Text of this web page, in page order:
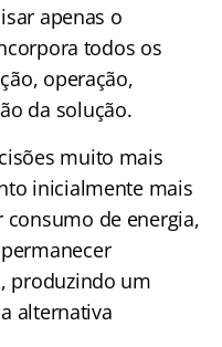
apenas o
todos os
operação,
da solução.
muito mais
inicialmente mais
de energia,
produzindo um
alternativa